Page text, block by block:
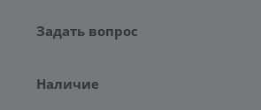
Задать вопрос
Наличие